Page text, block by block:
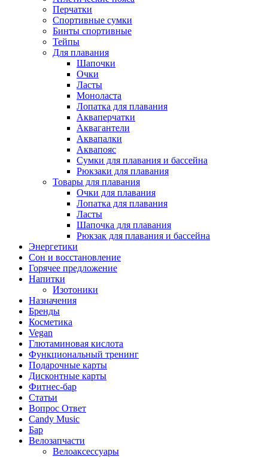
Перчатки
Спортивные сумки
Бинты спортивные
Тейпы
Для плавания
Шапочки
Очки
Ласты
Моноласта
Лопатка для плавания
Акваперчатки
Аквагантели
Аквапалки
Аквапояс
Сумки для плавания и бассейна
Рюкзаки для плавания
Товары для плавания
Очки для плавания
Лопатка для плавания
Ласты
Шапочка для плавания
Рюкзак для плавания и бассейна
Энергетики
Сон и восстановление
Горячее предложение
Напитки
Изотоники
Назначения
Бренды
Косметика
Vegan
Глютаминовая кислота
Функциональный тренинг
Подарочные карты
Дисконтные карты
Фитнес-бар
Статьи
Вопрос Ответ
Candy Music
Бар
Велозапчасти
Велоаксессуары